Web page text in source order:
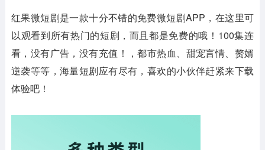
红果微短剧是一款十分不错的免费微短剧APP，在这里可
以观看到所有热门的短剧，而且都是免费的哦！100集连
看，没有广告，没有充值！，都市热血、甜宠言情、赘婿
逆袭等等，海量短剧应有尽有，喜欢的小伙伴赶紧来下载
体验吧！